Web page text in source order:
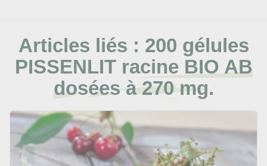
Articles liés : 200 gélules
PISSENLIT racine BIO AB
dosées à 270 mg.